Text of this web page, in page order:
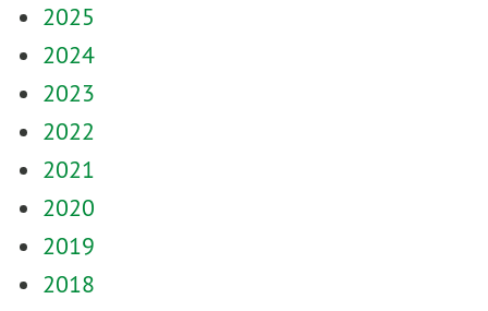
2025
2024
2023
2022
2021
2020
2019
2018